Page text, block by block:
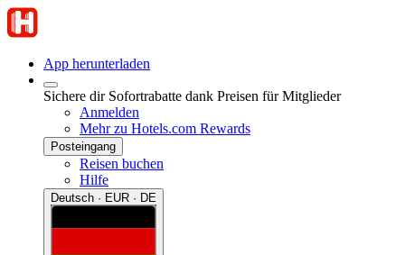
App herunterladen
Sichere dir Sofortrabatte dank Preisen für Mitglieder
Anmelden
Mehr zu Hotels.com Rewards
Posteingang
Reisen buchen
Hilfe
Deutsch · EUR · DE